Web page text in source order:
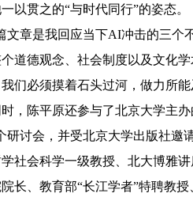
以贯之的“与时代同行”的姿态。
文章是我回应当下AI冲击的三个
道德观念、社会制度以及文化
们必须摸着石头过河，做力所
，陈平原还参与了北京大学主办
研讨会，并受北京大学出版社
社会科学一级教授、北大博雅
长、教育部“长江学者”特聘教